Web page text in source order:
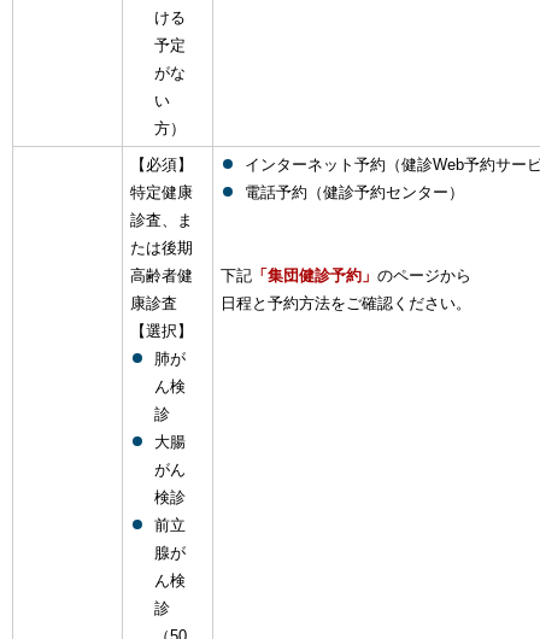
ける
予定
がな
い
方）
【必須】
特定健康
診査、ま
たは後期
高齢者健
康診査
【選択】
肺が
ん検
診
大腸
がん
検診
前立
腺が
ん検
診
インターネット予約（健診Web予約サー
電話予約（健診予約センター）
下記 「集団健診予約」 のページから
日程と予約方法をご確認ください。